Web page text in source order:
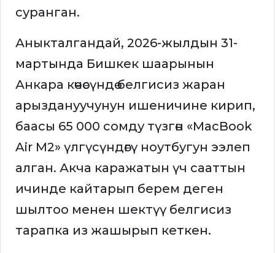
суранган.
Аныкталгандай, 2026-жылдын 31-
мартында Бишкек шаарынын
Анкара көчөсүндө белгисиз жаран
арыздануучунун ишеничине кирип,
баасы 65 000 сомду түзгөн «MacBook
Air M2» үлгүсүндөгү ноутбугун ээлеп
алган. Акча каражатын үч сааттын
ичинде кайтарып берем деген
шылтоо менен шектүү белгисиз
тарапка из жашырып кеткен.